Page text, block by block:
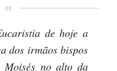
de hoje a
dos irmãos bispos
Moisés no alto da